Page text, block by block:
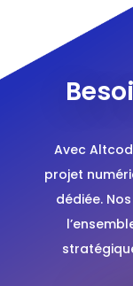
Avec
projet
dédiée.